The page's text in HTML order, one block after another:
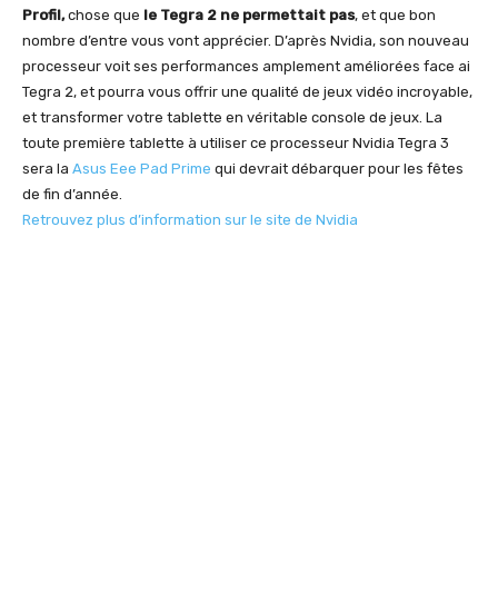
Profil,chose que le Tegra 2 ne permettait pas, et que bon
nombre d’entre vous vont apprécier. D’après Nvidia, son nouveau
processeur voit ses performances amplement améliorées face ai
Tegra 2, et pourra vous offrir une qualité de jeux vidéo incroyable,
et transformer votre tablette en véritable console de jeux. La
toute première tablette à utiliser ce processeur Nvidia Tegra 3
sera la Asus Eee Pad Prime qui devrait débarquer pour les fêtes
de fin d’année.
Retrouvez plus d’information sur le site de Nvidia